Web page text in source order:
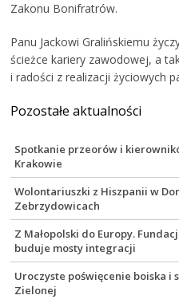
Zakonu Bonifratrów.
Panu Jackowi Gralińskiemu
ścieżce kariery zawodowej, a
i radości z realizacji życiowych
Pozostałe aktualności
Spotkanie przeorów i
Krakowie
Wolontariuszki z Hiszpanii w
Zebrzydowicach
Z Małopolski do Europy.
buduje mosty integracji
Uroczyste poświęcenie boiska i
Zielonej